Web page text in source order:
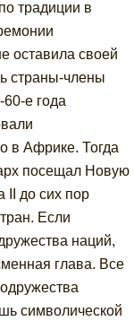
традиции в
оставила своей
страны-члены
е года
в Африке. Тогда
посещал Новую
II до сих пор
Если
наций,
глава. Все
символической